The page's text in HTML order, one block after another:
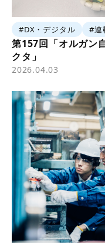
#DX・デジタル #連
第157回「オルガ
クタ」
2026.04.03